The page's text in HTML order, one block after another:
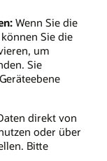
Wenn Sie die
Sie die
um
Sie
direkt von
oder über
Bitte